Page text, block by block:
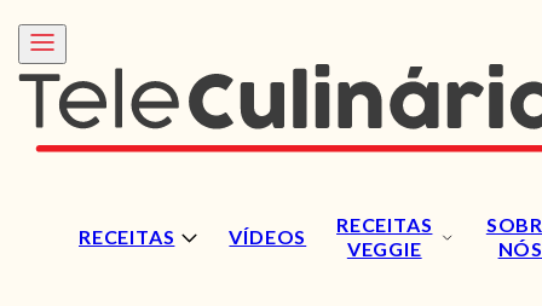
RECEITAS VÍDEOS
RECEITAS
VEGGIE
NÓS